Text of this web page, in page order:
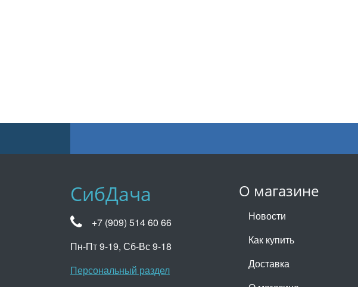
О магазине
Новости
Как купить
Доставка
СибДача
+7 (909) 514 60 66
Пн-Пт 9-19, Сб-Вс 9-18
Персональный раздел